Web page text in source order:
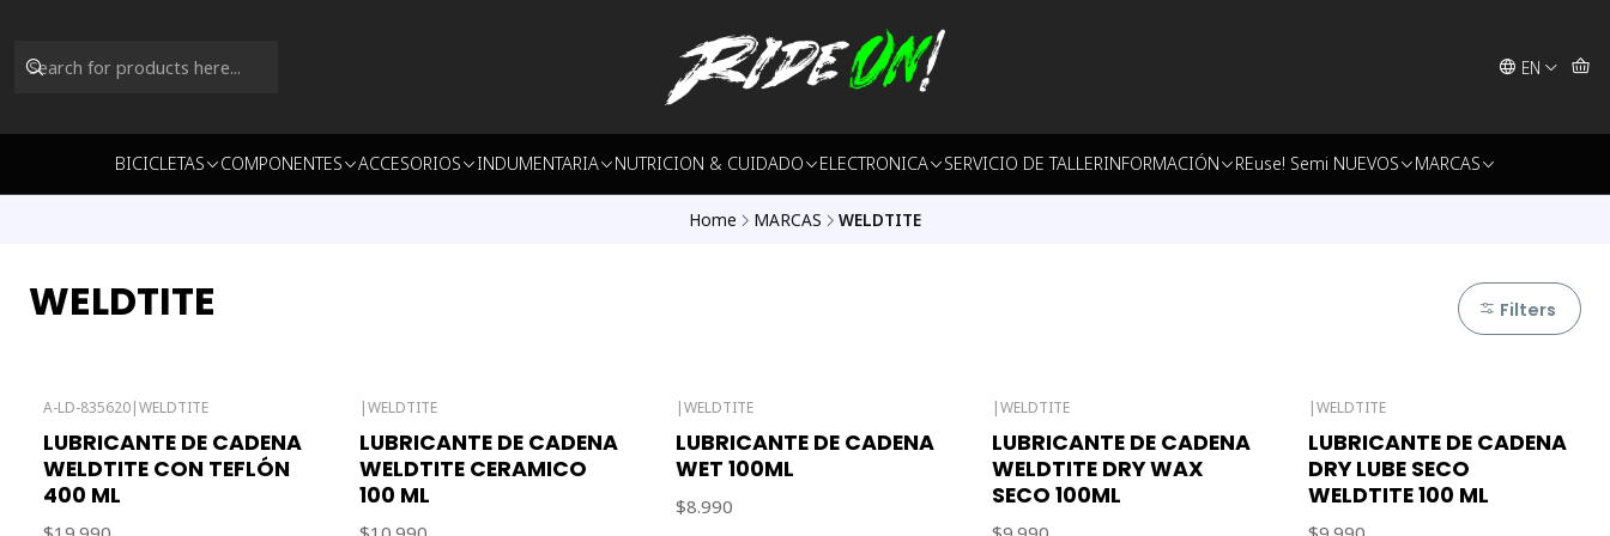
EN
BICICLETAS COMPONENTES ACCESORIOS INDUMENTARIA NUTRICION & CUIDADO ELECTRONICA SERVICIO DE TALLERINFORMACIÓN REuse! Semi NUEVOS MARCAS
Home MARCAS WELDTITE
WELDTITE Filters
A-LD-835620|WELDTITE
LUBRICANTE DE CADENA
WELDTITE CON TEFLÓN
400 ML
|WELDTITE
LUBRICANTE DE CADENA
WELDTITE CERAMICO
100 ML
|WELDTITE
LUBRICANTE DE CADENA
WET 100ML
$8.990
|WELDTITE
LUBRICANTE DE CADENA
WELDTITE DRY WAX
SECO 100ML
|WELDTITE
LUBRICANTE DE CADENA
DRY LUBE SECO
WELDTITE 100 ML